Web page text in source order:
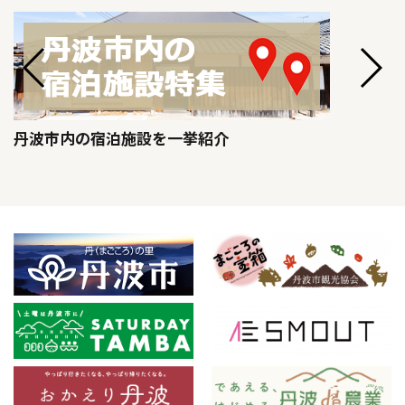
丹波市内の宿泊施設を一挙紹介